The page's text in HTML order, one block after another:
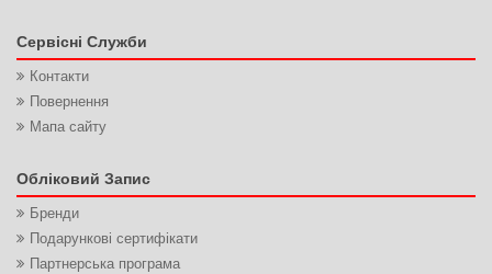
Сервісні Служби
Контакти
Повернення
Мапа сайту
Обліковий Запис
Бренди
Подарункові сертифікати
Партнерська програма